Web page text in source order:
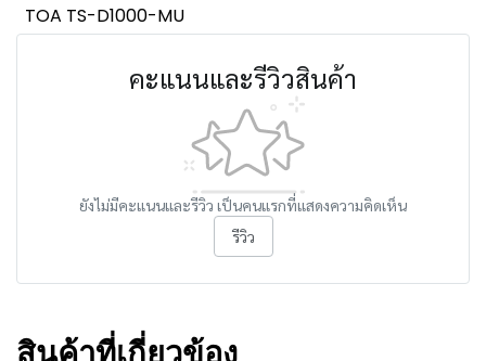
TOA TS-D1000-MU
คะแนนและรีวิวสินค้า
ยังไม่มีคะแนนและรีวิว เป็นคนแรกที่แสดงความคิดเห็น
รีวิว